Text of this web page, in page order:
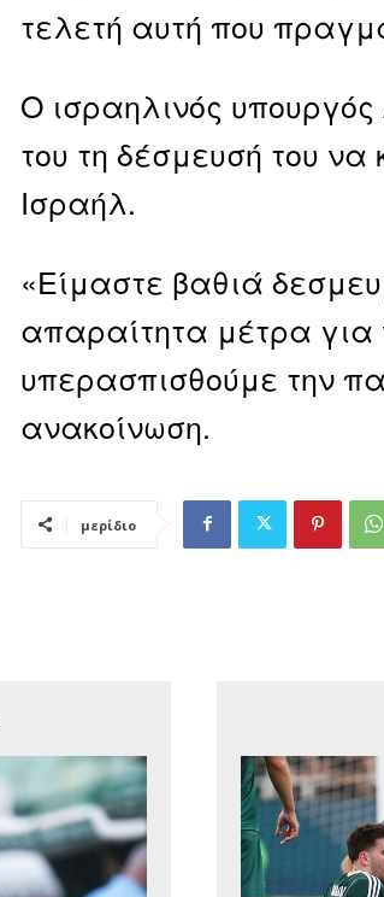
τελετή αυτή που
Ο ισραηλινός
του τη δέσμευσή του να
Ισραήλ.
«Είμαστε βαθιά
απαραίτητα μέτρα για
υπερασπισθούμε την
ανακοίνωση.
μερίδιο